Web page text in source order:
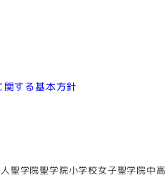
する基本方針
聖学院聖学院小学校女子聖学院中高